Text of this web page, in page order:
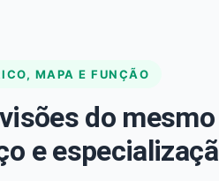
MAPA E FUNÇÃO
do
e